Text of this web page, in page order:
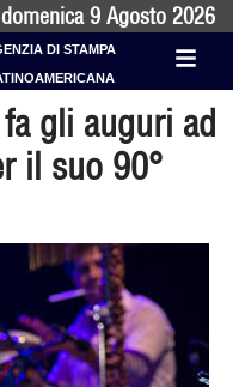
domenica 9 Agosto 2026
DI STAMPA
gli auguri ad
il suo 90°